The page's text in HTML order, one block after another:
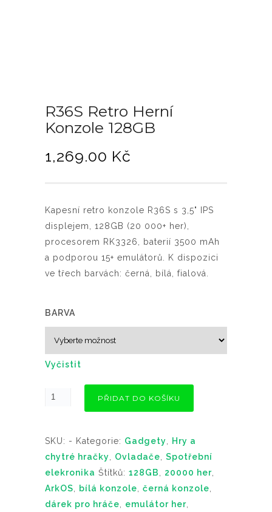
R36S Retro Herní
Konzole 128GB
1,269.00 Kč
Kapesní retro konzole R36S s 3,5" IPS
displejem, 128GB (20 000+ her),
procesorem RK3326, baterií 3500 mAh
a podporou 15+ emulátorů. K dispozici
ve třech barvách: černá, bílá, fialová.
BARVA
Vyčistit
PŘIDAT DO KOŠÍKU
SKU: - Kategorie: Gadgety
Hry a
chytré hračky
Ovladače
Spotřební
elekronika Štítků: 128GB 20000 her
ArkOS
bílá konzole černá konzole
dárek pro hráče
emulátor her